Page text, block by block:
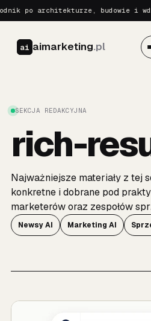
po architekturze, budowie i
ai aimarketing.pl
SEKCJA REDAKCYJNA
rich-
Najważniejsze materiały z tej
konkretne i dobrane pod
marketerów oraz zespołów
Newsy AI Marketing AI